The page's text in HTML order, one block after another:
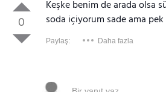
0
Keşke benim de arada olsa
soda içiyorum sade ama pek
Paylaş: Daha fazla